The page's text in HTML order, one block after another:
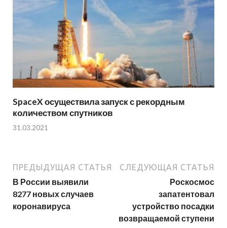
SpaceX осуществила запуск с рекордным
количеством спутников
31.03.2021
ПРЕДЫДУЩАЯ СТАТЬЯ
В России выявили
8277 новых случаев
коронавируса
СЛЕДУЮЩАЯ СТАТЬЯ
Роскосмос
запатентовал
устройство посадки
возвращаемой ступени